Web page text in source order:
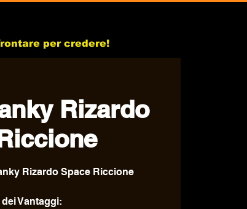
per credere!
Rizardo
Rizardo Space Riccione
Vantaggi: